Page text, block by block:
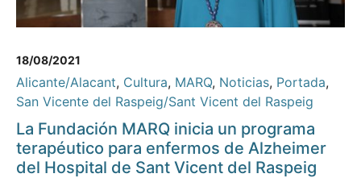
18/08/2021
Alicante/Alacant, Cultura, MARQ, Noticias, Portada,
San Vicente del Raspeig/Sant Vicent del Raspeig
La Fundación MARQ inicia un programa
terapéutico para enfermos de Alzheimer
del Hospital de Sant Vicent del Raspeig